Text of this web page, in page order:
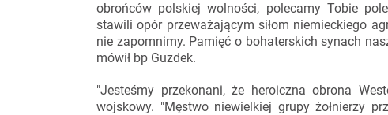
obrońców polskiej wolności, polecamy Tobie
stawili opór przeważającym siłom niemieckiego
nie zapomnimy. Pamięć o bohaterskich synach
mówił bp Guzdek.
"Jesteśmy przekonani, że heroiczna obrona
wojskowy. "Męstwo niewielkiej grupy żołnierzy